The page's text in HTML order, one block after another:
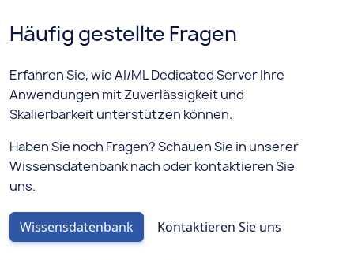
Häufig gestellte Fragen
Erfahren Sie, wie AI/ML Dedicated Server Ihre
Anwendungen mit Zuverlässigkeit und
Skalierbarkeit unterstützen können.
Haben Sie noch Fragen? Schauen Sie in unserer
Wissensdatenbank nach oder kontaktieren Sie
uns.
Wissensdatenbank Kontaktieren Sie uns